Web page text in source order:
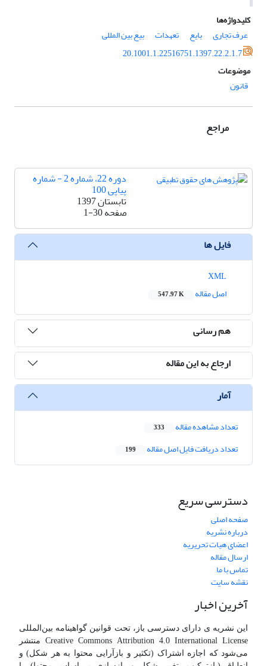
کلیدواژه‌ها
عرف تجاری
بایع تعهدات
بیع بین المللی
20.1001.1.22516751.1397.22.2.1.7
موضوعات
قانون
مراجع
دوره 22، شماره 2 - شماره
پیاپی 100
تابستان 1397
صفحه1-30
فایل ها
اصل مقاله
547.97 K
هم رسانی
ارجاع به این مقاله
آمار
تعداد مشاهده مقاله 333
تعداد دریافت فایل اصل مقاله 199
دسترسی سریع
صفحه اصلی
درباره نشریه
اعضای هیات تحریریه
ارسال مقاله
تماس با ما
نقشه سایت
آخرین اخبار
این نشریه ی دارای دسترسی باز، تحت قوانین گواهینامه بین‌المللی
Creative Commons Attribution 4.0 International License منتشر
می‌شود که اجازه اشتراک (تکثیر و بازآرایی محتوا به هر شکل) و